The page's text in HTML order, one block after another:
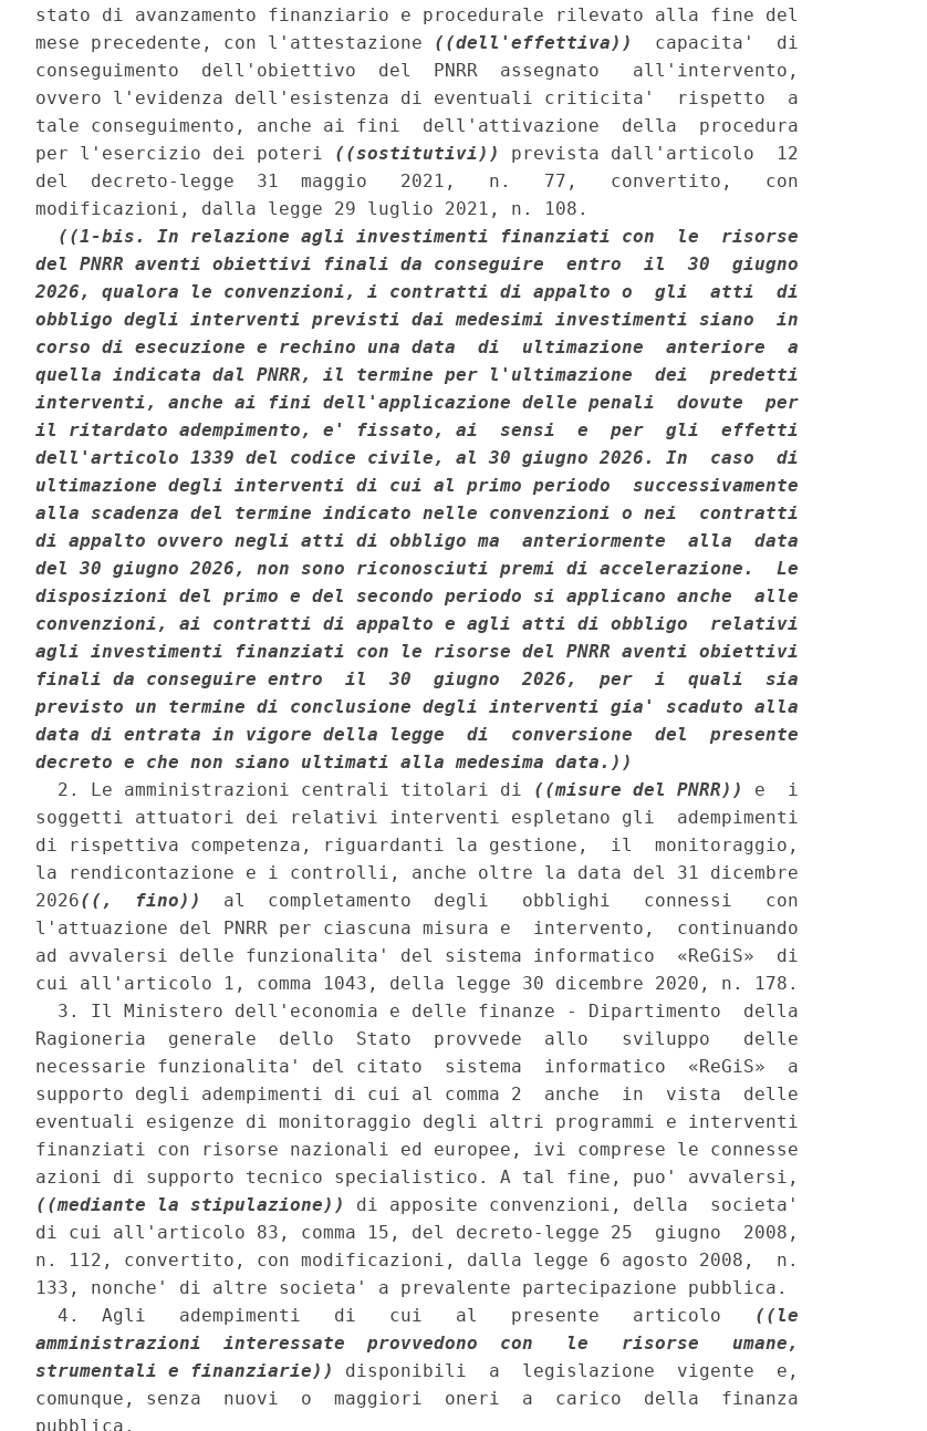
stato di avanzamento finanziario e procedurale rilevato alla fine del
mese precedente, con l'attestazione ((dell'effettiva))
  capacita'  di
conseguimento  dell'obiettivo  del  PNRR  assegnato   all'intervento,
ovvero l'evidenza dell'esistenza di eventuali criticita'  rispetto  a
tale conseguimento, anche ai fini  dell'attivazione  della  procedura
per l'esercizio dei poteri ((sostitutivi))
prevista dall'articolo  12
del  decreto-legge  31  maggio   2021,   n.   77,   convertito,   con
modificazioni, dalla legge 29 luglio 2021, n. 108.
((1-bis. In relazione agli investimenti finanziati con  le  risorse
del PNRR aventi obiettivi finali da conseguire  entro  il  30  giugno
2026, qualora le convenzioni, i contratti di appalto o  gli  atti  di
obbligo degli interventi previsti dai medesimi investimenti siano  in
corso di esecuzione e rechino una data  di  ultimazione  anteriore  a
quella indicata dal PNRR, il termine per l'ultimazione  dei  predetti
interventi, anche ai fini dell'applicazione delle penali  dovute  per
il ritardato adempimento, e' fissato, ai  sensi  e  per  gli  effetti
dell'articolo 1339 del codice civile, al 30 giugno 2026. In  caso  di
ultimazione degli interventi di cui al primo periodo  successivamente
alla scadenza del termine indicato nelle convenzioni o nei  contratti
di appalto ovvero negli atti di obbligo ma  anteriormente  alla  data
del 30 giugno 2026, non sono riconosciuti premi di accelerazione.  Le
disposizioni del primo e del secondo periodo si applicano anche  alle
convenzioni, ai contratti di appalto e agli atti di obbligo  relativi
agli investimenti finanziati con le risorse del PNRR aventi obiettivi
finali da conseguire entro  il  30  giugno  2026,  per  i  quali  sia
previsto un termine di conclusione degli interventi gia' scaduto alla
data di entrata in vigore della legge  di  conversione  del  presente
decreto e che non siano ultimati alla medesima data.))
  2. Le amministrazioni centrali titolari di
((misure del PNRR))
e  i
soggetti attuatori dei relativi interventi espletano gli  adempimenti
di rispettiva competenza, riguardanti la gestione,  il  monitoraggio,
la rendicontazione e i controlli, anche oltre la data del 31 dicembre
2026((,  fino))
  al  completamento  degli   obblighi   connessi   con
l'attuazione del PNRR per ciascuna misura e  intervento,  continuando
ad avvalersi delle funzionalita' del sistema informatico  «ReGiS»  di
cui all'articolo 1, comma 1043, della legge 30 dicembre 2020, n. 178.
  3. Il Ministero dell'economia e delle finanze - Dipartimento  della
Ragioneria  generale  dello  Stato  provvede  allo   sviluppo   delle
necessarie funzionalita' del citato  sistema  informatico  «ReGiS»  a
supporto degli adempimenti di cui al comma 2  anche  in  vista  delle
eventuali esigenze di monitoraggio degli altri programmi e interventi
finanziati con risorse nazionali ed europee, ivi comprese le connesse
((mediante la stipulazione))
di apposite convenzioni, della  societa'
di cui all'articolo 83, comma 15, del decreto-legge 25  giugno  2008,
n. 112, convertito, con modificazioni, dalla legge 6 agosto 2008,  n.
133, nonche' di altre societa' a prevalente partecipazione pubblica.
  4.  Agli   adempimenti   di   cui   al   presente   articolo
((le
amministrazioni  interessate  provvedono  con   le   risorse   umane,
strumentali e finanziarie))
disponibili  a  legislazione  vigente  e,
comunque, senza  nuovi  o  maggiori  oneri  a  carico  della  finanza